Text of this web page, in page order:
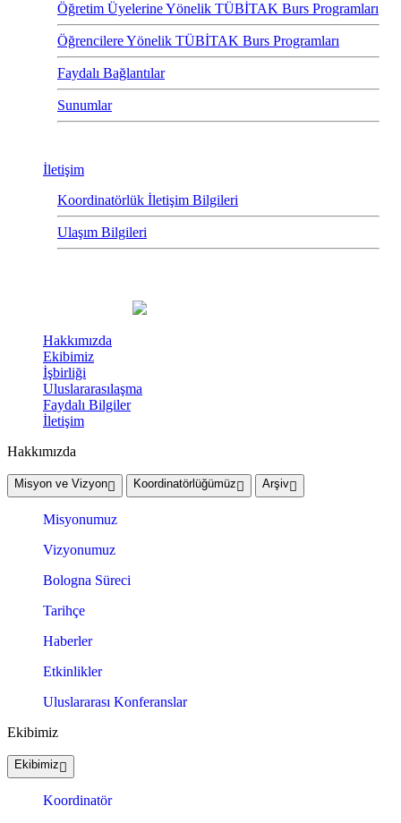
Öğretim Üyelerine Yönelik TÜBİTAK Burs Programları
Öğrencilere Yönelik TÜBİTAK Burs Programları
Faydalı Bağlantılar
Sunumlar
İletişim
Koordinatörlük İletişim Bilgileri
Ulaşım Bilgileri
Hakkımızda
Ekibimiz
İşbirliği
Uluslararasılaşma
Faydalı Bilgiler
İletişim
Hakkımızda
Misyon ve Vizyon Koordinatörlüğümüz Arşiv
Misyonumuz
Vizyonumuz
Bologna Süreci
Tarihçe
Haberler
Etkinlikler
Uluslararası Konferanslar
Ekibimiz
Ekibimiz
Koordinatör